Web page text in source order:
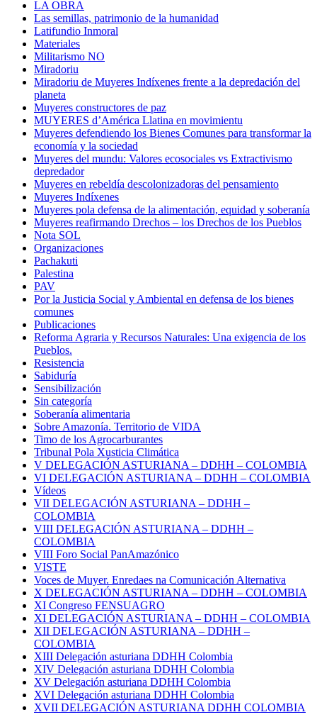
LA OBRA
Las semillas, patrimonio de la humanidad
Latifundio Inmoral
Materiales
Militarismo NO
Miradoriu
Miradoriu de Muyeres Indíxenes frente a la depredación del
planeta
Muyeres constructores de paz
MUYERES d’América Llatina en movimientu
Muyeres defendiendo los Bienes Comunes para transformar la
economía y la sociedad
Muyeres del mundu: Valores ecosociales vs Extractivismo
depredador
Muyeres en rebeldía descolonizadoras del pensamiento
Muyeres Indíxenes
Muyeres pola defensa de la alimentación, equidad y soberanía
Muyeres reafirmando Drechos – los Drechos de los Pueblos
Nota SOL
Organizaciones
Pachakuti
Palestina
PAV
Por la Justicia Social y Ambiental en defensa de los bienes
comunes
Publicaciones
Reforma Agraria y Recursos Naturales: Una exigencia de los
Pueblos.
Resistencia
Sabiduría
Sensibilización
Sin categoría
Soberanía alimentaria
Sobre Amazonía. Territorio de VIDA
Timo de los Agrocarburantes
Tribunal Pola Xusticia Climática
V DELEGACIÓN ASTURIANA – DDHH – COLOMBIA
VI DELEGACIÓN ASTURIANA – DDHH – COLOMBIA
Vídeos
VII DELEGACIÓN ASTURIANA – DDHH –
COLOMBIA
VIII DELEGACIÓN ASTURIANA – DDHH –
COLOMBIA
VIII Foro Social PanAmazónico
VISTE
Voces de Muyer. Enredaes na Comunicación Alternativa
X DELEGACIÓN ASTURIANA – DDHH – COLOMBIA
XI Congreso FENSUAGRO
XI DELEGACIÓN ASTURIANA – DDHH – COLOMBIA
XII DELEGACIÓN ASTURIANA – DDHH –
COLOMBIA
XIII Delegación asturiana DDHH Colombia
XIV Delegación asturiana DDHH Colombia
XV Delegación asturiana DDHH Colombia
XVI Delegación asturiana DDHH Colombia
XVII DELEGACIÓN ASTURIANA DDHH COLOMBIA